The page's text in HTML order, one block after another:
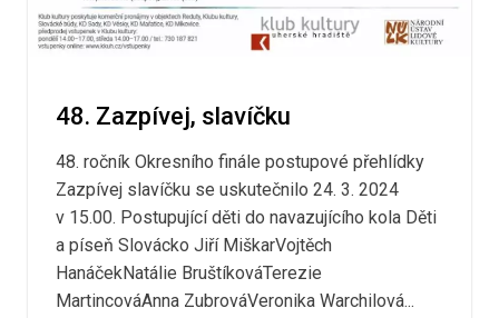
48. Zazpívej, slavíčku
48. ročník Okresního finále postupové přehlídky
Zazpívej slavíčku se uskutečnilo 24. 3. 2024
v 15.00. Postupující děti do navazujícího kola Děti
a píseň Slovácko Jiří MiškarVojtěch
HanáčekNatálie BruštíkováTerezie
MartincováAnna ZubrováVeronika Warchilová...